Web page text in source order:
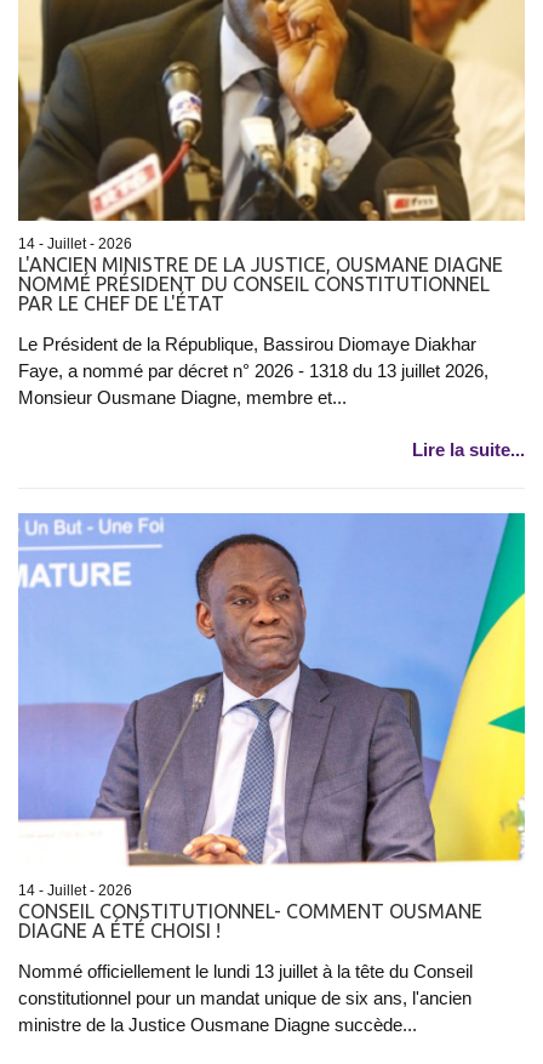
14 - Juillet - 2026
L'ANCIEN MINISTRE DE LA JUSTICE, OUSMANE DIAGNE
NOMMÉ PRÉSIDENT DU CONSEIL CONSTITUTIONNEL
PAR LE CHEF DE L'ÉTAT
Le Président de la République, Bassirou Diomaye Diakhar
Faye, a nommé par décret n° 2026 - 1318 du 13 juillet 2026,
Monsieur Ousmane Diagne, membre et...
Lire la suite...
14 - Juillet - 2026
CONSEIL CONSTITUTIONNEL- COMMENT OUSMANE
DIAGNE A ÉTÉ CHOISI !
Nommé officiellement le lundi 13 juillet à la tête du Conseil
constitutionnel pour un mandat unique de six ans, l'ancien
ministre de la Justice Ousmane Diagne succède...